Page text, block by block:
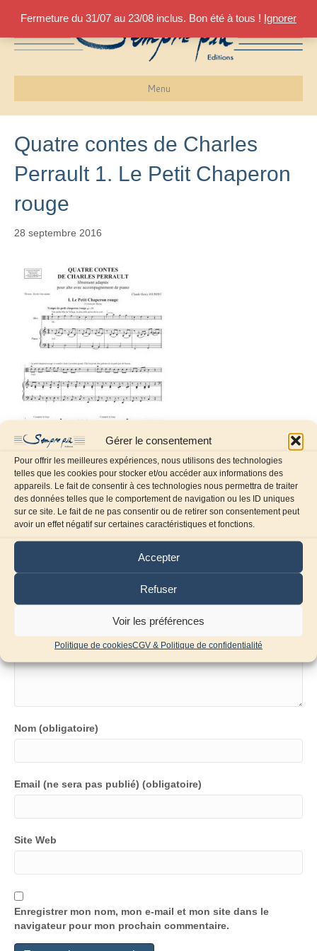
Gérer le consentement
Pour offrir les meilleures expériences, nous utilisons des technologies
telles que les cookies pour stocker et/ou accéder aux informations des
appareils. Le fait de consentir à ces technologies nous permettra de traiter
des données telles que le comportement de navigation ou les ID uniques
sur ce site. Le fait de ne pas consentir ou de retirer son consentement peut
avoir un effet négatif sur certaines caractéristiques et fonctions.
Accepter
Refuser
Voir les préférences
Politique de cookiesCGV & Politique de confidentialité
Fermeture du 31/07 au 23/08 inclus. Bon été à tous ! Ignorer
Menu
Quatre contes de Charles
Perrault 1. Le Petit Chaperon
rouge
28 septembre 2016
Laissez un commentaire
Commentaire
Nom (obligatoire)
Email (ne sera pas publié) (obligatoire)
Site Web
Enregistrer mon nom, mon e-mail et mon site dans le
navigateur pour mon prochain commentaire.